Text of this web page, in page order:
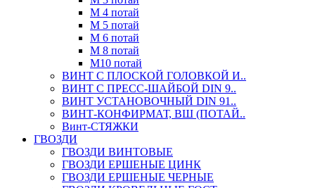
М 4 потай
М 5 потай
М 6 потай
М 8 потай
М10 потай
ВИНТ С ПЛОСКОЙ ГОЛОВКОЙ И..
ВИНТ С ПРЕСС-ШАЙБОЙ DIN 9..
ВИНТ УСТАНОВОЧНЫЙ DIN 91..
ВИНТ-КОНФИРМАТ, ВШ (ПОТАЙ..
Винт-СТЯЖКИ
ГВОЗДИ
ГВОЗДИ ВИНТОВЫЕ
ГВОЗДИ ЕРШЕНЫЕ ЦИНК
ГВОЗДИ ЕРШЕНЫЕ ЧЕРНЫЕ